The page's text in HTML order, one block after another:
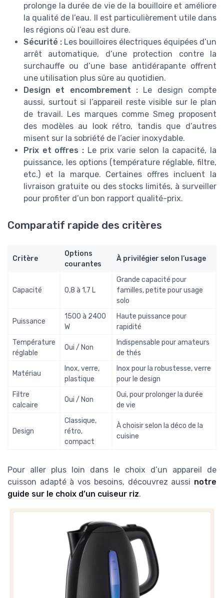
prolonge la durée de vie de la bouilloire et améliore
la qualité de l’eau. Il est particulièrement utile dans
les régions où l’eau est dure.
Sécurité : Les bouilloires électriques équipées d’un
arrêt automatique, d’une protection contre la
surchauffe ou d’une base antidérapante offrent
une utilisation plus sûre au quotidien.
Design et encombrement : Le design compte
aussi, surtout si l’appareil reste visible sur le plan
de travail. Les marques comme Smeg proposent
des modèles au look rétro, tandis que d’autres
misent sur la sobriété de l’acier inoxydable.
Prix et offres : Le prix varie selon la capacité, la
puissance, les options (température réglable, filtre,
etc.) et la marque. Certaines offres incluent la
livraison gratuite ou des stocks limités, à surveiller
pour profiter d’un bon rapport qualité-prix.
Comparatif rapide des critères
Critère
Options
courantes
À privilégier selon l’usage
Capacité 0,8 à 1,7 L
Grande capacité pour
familles, petite pour usage
solo
Puissance
1500 à 2400
W
Haute puissance pour
rapidité
Température
réglable
Oui / Non
Indispensable pour amateurs
de thés
Matériau
Inox, verre,
plastique
Inox pour la robustesse, verre
pour le design
Filtre
calcaire
Oui / Non
Oui, pour prolonger la durée
de vie
Design
Classique,
rétro,
compact
À choisir selon la déco de la
cuisine
Pour aller plus loin dans le choix d’un appareil de
cuisson adapté à vos besoins, découvrez aussi notre
guide sur le choix d’un cuiseur riz.